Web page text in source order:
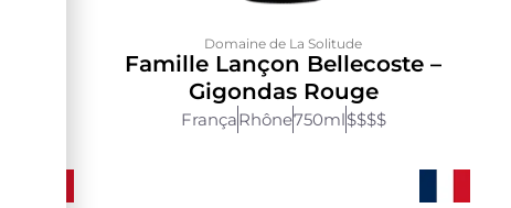
Domaine de La Solitude
Famille Lançon Bellecoste –
Gigondas Rouge
FrançaRhône750ml$$$$